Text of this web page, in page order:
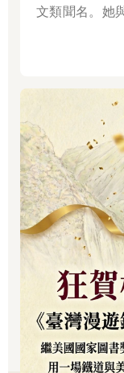
文類聞名。她
入女性同性情
續斬獲美國國
華語文學歷史
世。